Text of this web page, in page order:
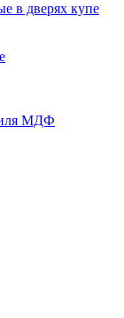
в дверях купе
МДФ